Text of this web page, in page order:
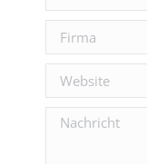
Firma
Website
Nachricht